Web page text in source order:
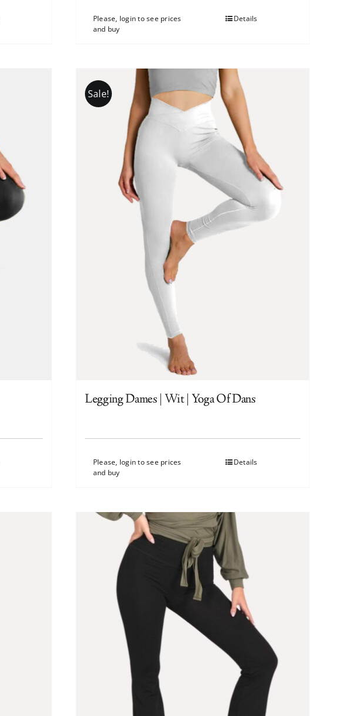
Please, login to see prices
and buy
Details
Sale!
Legging Dames | Wit | Yoga Of Dans
Please, login to see prices
and buy
Details